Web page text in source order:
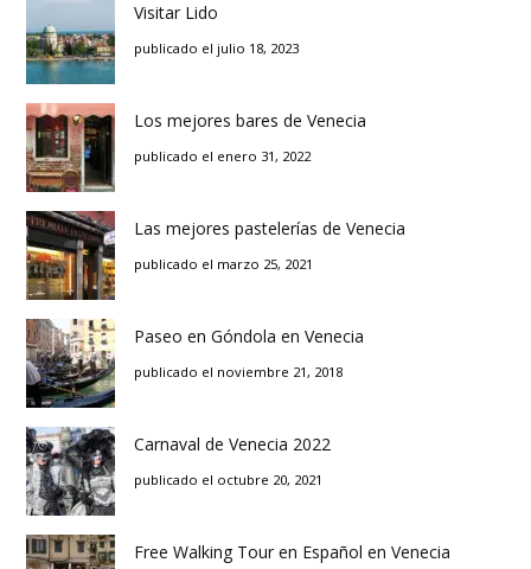
Visitar Lido
publicado el julio 18, 2023
Los mejores bares de Venecia
publicado el enero 31, 2022
Las mejores pastelerías de Venecia
publicado el marzo 25, 2021
Paseo en Góndola en Venecia
publicado el noviembre 21, 2018
Carnaval de Venecia 2022
publicado el octubre 20, 2021
Free Walking Tour en Español en Venecia